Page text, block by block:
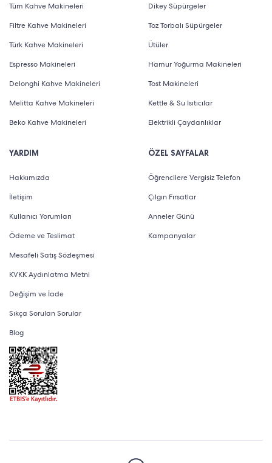
Tüm Kahve Makineleri
Filtre Kahve Makineleri
Türk Kahve Makineleri
Espresso Makineleri
Delonghi Kahve Makineleri
Melitta Kahve Makineleri
Beko Kahve Makineleri
YARDIM
Hakkımızda
İletişim
Kullanıcı Yorumları
Ödeme ve Teslimat
Mesafeli Satış Sözleşmesi
KVKK Aydınlatma Metni
Değişim ve İade
Sıkça Sorulan Sorular
Blog
Dikey Süpürgeler
Toz Torbalı Süpürgeler
Ütüler
Hamur Yoğurma Makineleri
Tost Makineleri
Kettle & Su Isıtıcılar
Elektrikli Çaydanlıklar
ÖZEL SAYFALAR
Öğrencilere Vergisiz Telefon
Çılgın Fırsatlar
Anneler Günü
Kampanyalar